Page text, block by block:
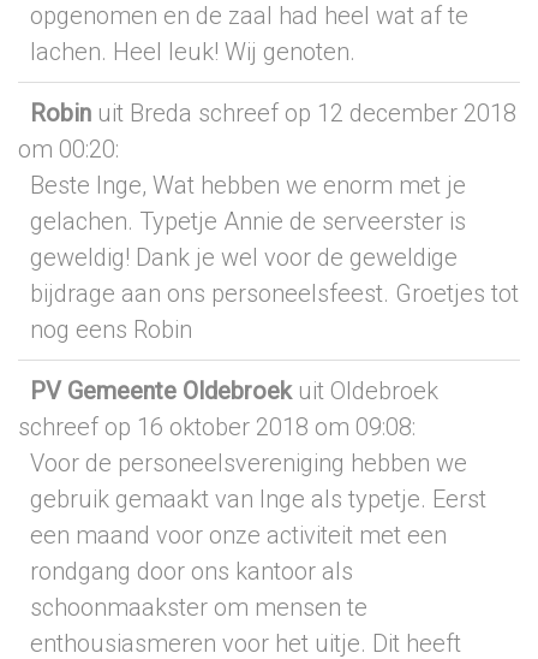
opgenomen en de zaal had heel wat af te
lachen. Heel leuk! Wij genoten.
Robin uit Breda schreef op 12 december 2018
om 00:20:
Beste Inge, Wat hebben we enorm met je
gelachen. Typetje Annie de serveerster is
geweldig! Dank je wel voor de geweldige
bijdrage aan ons personeelsfeest. Groetjes tot
nog eens Robin
PV Gemeente Oldebroek uit Oldebroek
schreef op 16 oktober 2018 om 09:08:
Voor de personeelsvereniging hebben we
gebruik gemaakt van Inge als typetje. Eerst
een maand voor onze activiteit met een
rondgang door ons kantoor als
schoonmaakster om mensen te
enthousiasmeren voor het uitje. Dit heeft